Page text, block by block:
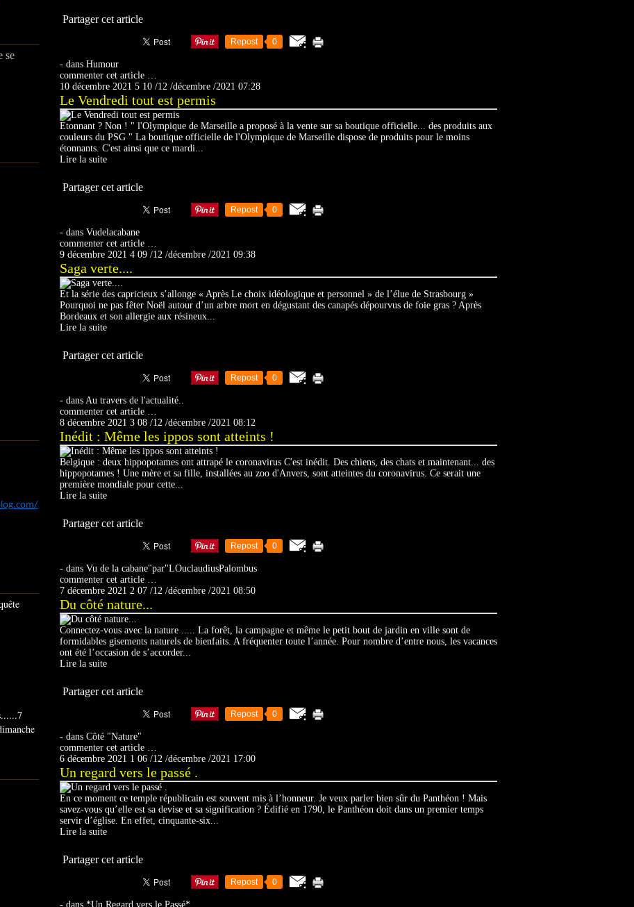
se
Partager cet article
Repost 0
- dans Humour
commenter cet article …
10 décembre 2021 5 10 /12 /décembre /2021 07:28
Le Vendredi tout est permis
Etonnant ? Non ! " l'Olympique de Marseille a proposé à la vente sur sa boutique officielle... des produits aux
couleurs du PSG " La boutique officielle de l'Olympique de Marseille dispose de produits pour le moins
étonnants. C'est ainsi que ce mardi...
Lire la suite
Partager cet article
Repost 0
- dans Vudelacabane
commenter cet article …
9 décembre 2021 4 09 /12 /décembre /2021 09:38
Saga verte....
Et la série des capricieux s’allonge « Après Le choix idéologique et personnel » de l’élue de Strasbourg »
Pourquoi ne pas fêter Noël autour d’un arbre mort en dégustant des canapés dépourvus de foie gras ? Après
Bordeaux et son allergie aux résineux...
Lire la suite
Partager cet article
Repost 0
- dans Au travers de l'actualité..
commenter cet article …
8 décembre 2021 3 08 /12 /décembre /2021 08:12
Inédit : Même les ippos sont atteints !
Belgique : deux hippopotames ont attrapé le coronavirus C'est inédit. Des chiens, des chats et maintenant... des
hippopotames ! Une mère et sa fille, installées au zoo d'Anvers, sont atteintes du coronavirus. Ce serait une
première mondiale pour cette...
Lire la suite
Partager cet article
Repost 0
- dans Vu de la cabane"par"LOuclaudiusPalombus
commenter cet article …
7 décembre 2021 2 07 /12 /décembre /2021 08:50
Du côté nature...
Connectez-vous avec la nature ..... La forêt, la campagne et même le petit bout de jardin en ville sont de
formidables gisements naturels de bienfaits. A fréquenter toute l’année. Pour nombre d’entre nous, les vacances
ont été l’occasion de s’accorder...
Lire la suite
Partager cet article
Repost 0
- dans Côté "Nature"
commenter cet article …
6 décembre 2021 1 06 /12 /décembre /2021 17:00
Un regard vers le passé .
En ce moment ce temple républicain est souvent mis à l’honneur. Je veux parler bien sûr du Panthéon ! Mais
savez-vous qu’elle est sa devise et sa signification ? Édifié en 1790, le Panthéon doit dans un premier temps
servir d’église. En effet, cinquante-six...
Lire la suite
Partager cet article
Repost 0
- dans *Un Regard vers le Passé*